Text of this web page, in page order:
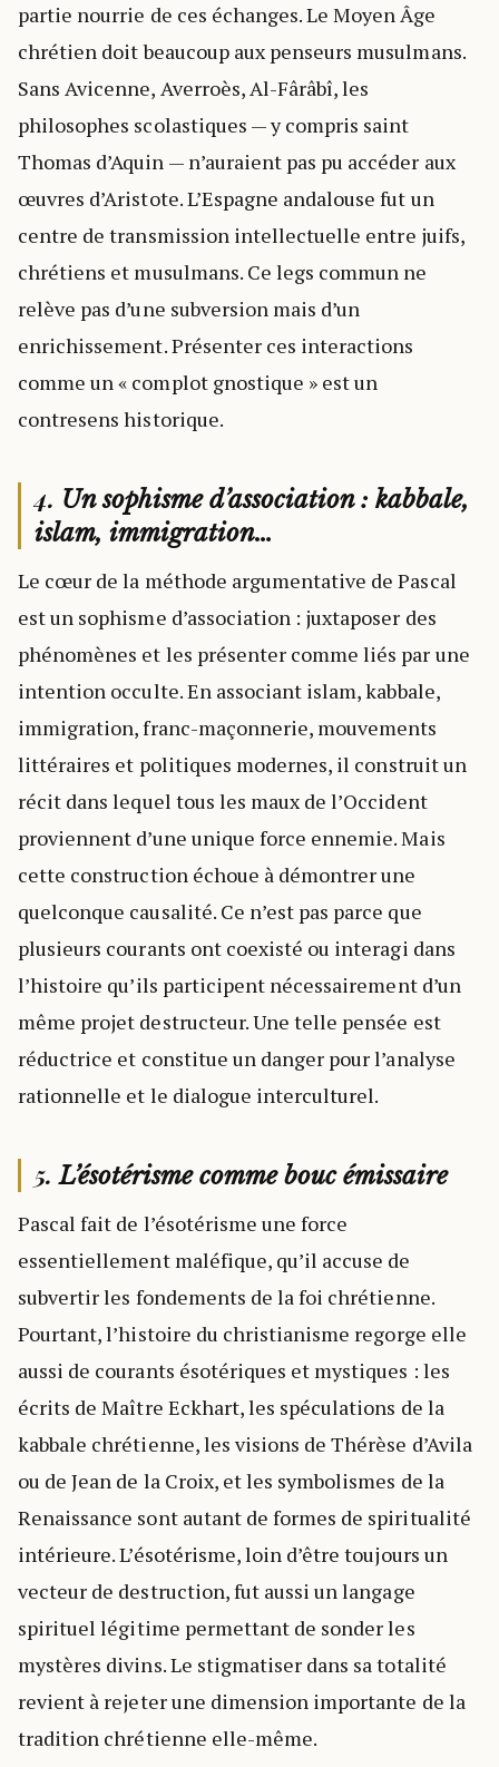
partie nourrie de ces échanges. Le Moyen Âge
chrétien doit beaucoup aux penseurs musulmans.
Sans Avicenne, Averroès, Al-Fârâbî, les
philosophes scolastiques — y compris saint
Thomas d’Aquin — n’auraient pas pu accéder aux
œuvres d’Aristote. L’Espagne andalouse fut un
centre de transmission intellectuelle entre juifs,
chrétiens et musulmans. Ce legs commun ne
relève pas d’une subversion mais d’un
enrichissement. Présenter ces interactions
comme un « complot gnostique » est un
contresens historique.
4. Un sophisme d’association : kabbale,
islam, immigration…
Le cœur de la méthode argumentative de Pascal
est un sophisme d’association : juxtaposer des
phénomènes et les présenter comme liés par une
intention occulte. En associant islam, kabbale,
immigration, franc-maçonnerie, mouvements
littéraires et politiques modernes, il construit un
récit dans lequel tous les maux de l’Occident
proviennent d’une unique force ennemie. Mais
cette construction échoue à démontrer une
quelconque causalité. Ce n’est pas parce que
plusieurs courants ont coexisté ou interagi dans
l’histoire qu’ils participent nécessairement d’un
même projet destructeur. Une telle pensée est
réductrice et constitue un danger pour l’analyse
rationnelle et le dialogue interculturel.
5.L’ésotérisme comme bouc émissaire
Pascal fait de l’ésotérisme une force
essentiellement maléfique, qu’il accuse de
subvertir les fondements de la foi chrétienne.
Pourtant, l’histoire du christianisme regorge elle
aussi de courants ésotériques et mystiques : les
écrits de Maître Eckhart, les spéculations de la
kabbale chrétienne, les visions de Thérèse d’Avila
ou de Jean de la Croix, et les symbolismes de la
Renaissance sont autant de formes de spiritualité
intérieure. L’ésotérisme, loin d’être toujours un
vecteur de destruction, fut aussi un langage
spirituel légitime permettant de sonder les
mystères divins. Le stigmatiser dans sa totalité
revient à rejeter une dimension importante de la
tradition chrétienne elle-même.